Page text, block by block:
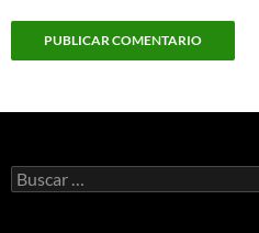
Buscar: